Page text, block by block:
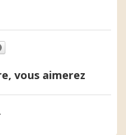
vous aimerez